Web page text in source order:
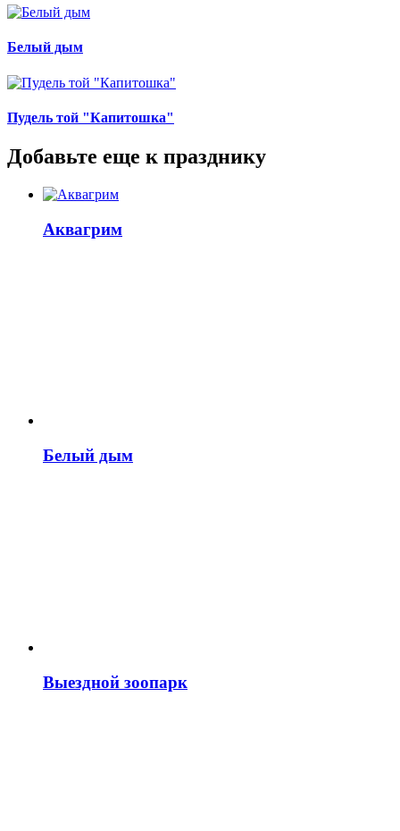
Белый дым
Пудель той "Капитошка"
Добавьте еще к празднику
Аквагрим
Белый дым
Выездной зоопарк